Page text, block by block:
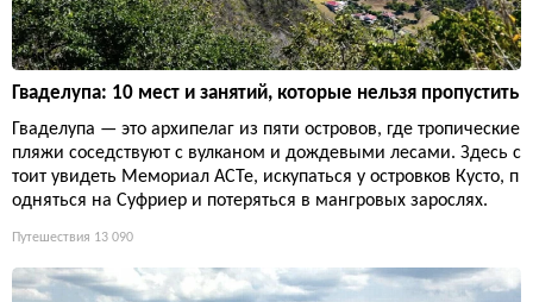
Гваделупа: 10 мест и занятий, которые нельзя пропустить
Гваделупа — это архипелаг из пяти островов, где тропические
пляжи соседствуют с вулканом и дождевыми лесами. Здесь с
тоит увидеть Мемориал ACTe, искупаться у островков Кусто, п
одняться на Суфриер и потеряться в мангровых зарослях.
Путешествия 13 090